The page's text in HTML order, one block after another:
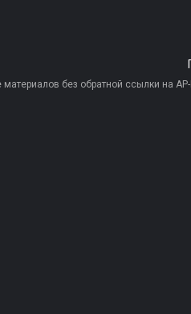
материалов без обратной ссылки на